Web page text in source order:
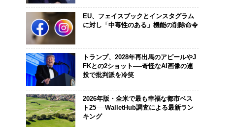
EU、フェイスブックとインスタグラム
に対し「中毒性のある」機能の削除命令
トランプ、2028年再出馬のアピールやJ
FKとの2ショット──奇怪なAI画像の連
投で批判派を冷笑
2026年版・全米で最も幸福な都市ベス
ト25──WalletHub調査による最新ラン
キング